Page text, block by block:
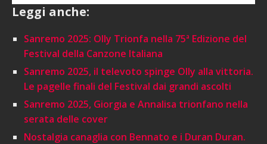
Leggi anche:
Sanremo 2025: Olly Trionfa nella 75ª Edizione del
Festival della Canzone Italiana
Sanremo 2025, il televoto spinge Olly alla vittoria.
Le pagelle finali del Festival dai grandi ascolti
Sanremo 2025, Giorgia e Annalisa trionfano nella
serata delle cover
Nostalgia canaglia con Bennato e i Duran Duran.